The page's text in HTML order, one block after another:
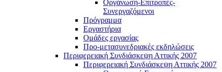
Οργάνωση-Επιτροπές-
Συνεργαζόμενοι
Πρόγραμμα
Εργαστήρια
Ομάδες εργασίας
Προ-μετασυνεδριακές εκδηλώσεις
Περιφερειακή Συνδιάσκεψη Αττικής 2007
Περιφερειακή Συνδιάσκεψη Αττικής 2007